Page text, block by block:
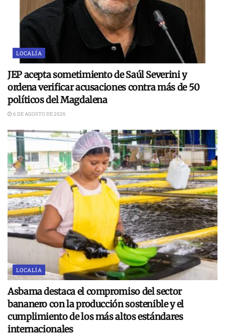
LOCALÍA
JEP acepta sometimiento de Saúl Severini y
ordena verificar acusaciones contra más de 50
políticos del Magdalena
6 DE AGOSTO DE 2026
LOCALÍA
Asbama destaca el compromiso del sector
bananero con la producción sostenible y el
cumplimiento de los más altos estándares
internacionales